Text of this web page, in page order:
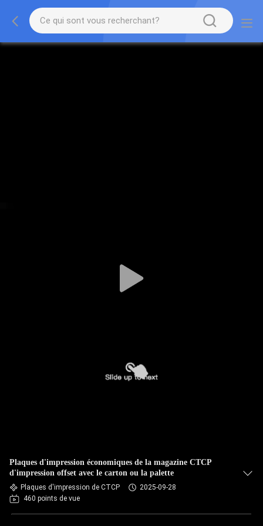
Plaques d'impression économiques de la magazine CTCP
d'impression offset avec le carton ou la palette
Plaques d'impression de CTCP
2025-09-28
460 points de vue